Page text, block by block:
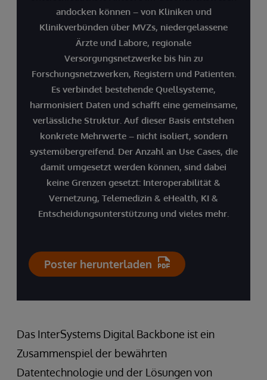
Einwilligungsmanagement
digitale Terminplanung.
Entlastung der IT
Vernetzung aller klinischen und
administrativen Systeme, Reduktion
manueller Schnittstellenpflege,
Kosteneinsparungen.
Und viele mehr...
Kontaktieren Sie uns, um ganz unverbindlich
Ihren Bedarf und Ihre potenziellen
Anwendungsbereiche für einen Digital
Backbone zu besprechen.
Jetzt Gesprächstermin vereinbaren
Und viele mehr...
Kontaktieren Sie uns, um ganz unverbindlich
Ihren Bedarf und Ihre potenziellen
Anwendungsbereiche für einen Digital
Backbone zu besprechen.
Jetzt Gesprächstermin vereinbaren
Pandemien.
Automatisierte Prozesse & Echtzeit-
Konsistente Abläufe in allen Einrichtungen,
belastbare Daten für politische und
administrative Entscheidungen.
Versorgungsforschung:
Ermittlung von künftigen Bedarfen und darauf
aufbauender Planung.
Und viele mehr...
Kontaktieren Sie uns, um ganz unverbindlich
Ihren Bedarf und Ihre potenziellen
Backbone zu besprechen.
Jetzt Gesprächstermin vereinbaren
andocken können – von Kliniken und
Klinikverbünden über MVZs, niedergelassene
Ärzte und Labore, regionale
Versorgungsnetzwerke bis hin zu
Forschungsnetzwerken, Registern und Patienten.
Es verbindet bestehende Quellsysteme,
harmonisiert Daten und schafft eine gemeinsame,
verlässliche Struktur. Auf dieser Basis entstehen
konkrete Mehrwerte – nicht isoliert, sondern
systemübergreifend. Der Anzahl an Use Cases, die
damit umgesetzt werden können, sind dabei
keine Grenzen gesetzt: Interoperabilität &
Vernetzung, Telemedizin & eHealth, KI &
Entscheidungsunterstützung und vieles mehr.
Poster herunterladen
Das InterSystems Digital Backbone ist ein
Zusammenspiel der bewährten
Datentechnologie und der Lösungen von